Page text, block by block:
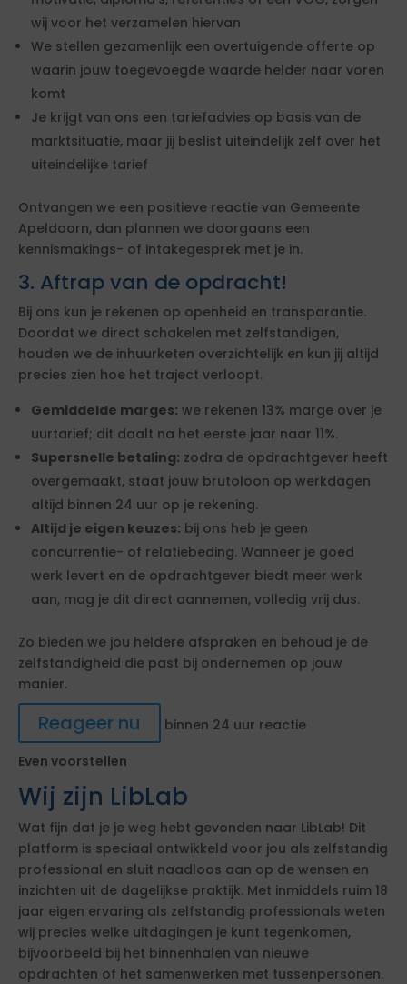
wij voor het verzamelen hiervan
We stellen gezamenlijk een overtuigende offerte op
waarin jouw toegevoegde waarde helder naar voren
komt
Je krijgt van ons een tariefadvies op basis van de
marktsituatie, maar jij beslist uiteindelijk zelf over het
uiteindelijke tarief
Ontvangen we een positieve reactie van Gemeente
Apeldoorn, dan plannen we doorgaans een
kennismakings- of intakegesprek met je in.
3. Aftrap van de opdracht!
Bij ons kun je rekenen op openheid en transparantie.
Doordat we direct schakelen met zelfstandigen,
houden we de inhuurketen overzichtelijk en kun jij altijd
precies zien hoe het traject verloopt.
Gemiddelde marges: we rekenen 13% marge over je
uurtarief; dit daalt na het eerste jaar naar 11%.
Supersnelle betaling: zodra de opdrachtgever heeft
overgemaakt, staat jouw brutoloon op werkdagen
altijd binnen 24 uur op je rekening.
Altijd je eigen keuzes: bij ons heb je geen
concurrentie- of relatiebeding. Wanneer je goed
werk levert en de opdrachtgever biedt meer werk
aan, mag je dit direct aannemen, volledig vrij dus.
Zo bieden we jou heldere afspraken en behoud je de
zelfstandigheid die past bij ondernemen op jouw
manier.
Reageer nu
binnen 24 uur reactie
Even voorstellen
Wij zijn LibLab
Wat fijn dat je je weg hebt gevonden naar LibLab! Dit
platform is speciaal ontwikkeld voor jou als zelfstandig
professional en sluit naadloos aan op de wensen en
inzichten uit de dagelijkse praktijk. Met inmiddels ruim 18
jaar eigen ervaring als zelfstandig professionals weten
wij precies welke uitdagingen je kunt tegenkomen,
bijvoorbeeld bij het binnenhalen van nieuwe
opdrachten of het samenwerken met tussenpersonen.